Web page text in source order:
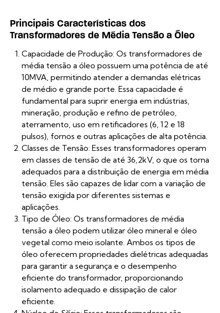
Principais Características dos
Transformadores de Média Tensão a Óleo
Capacidade de Produção: Os transformadores de
média tensão a óleo possuem uma potência de até
10MVA, permitindo atender a demandas elétricas
de médio e grande porte. Essa capacidade é
fundamental para suprir energia em indústrias,
mineração, produção e refino de petróleo,
aterramento, uso em retificadores (6, 12 e 18
pulsos), fornos e outras aplicações de alta potência.
Classes de Tensão: Esses transformadores operam
em classes de tensão de até 36,2kV, o que os torna
adequados para a distribuição de energia em média
tensão. Eles são capazes de lidar com a variação de
tensão exigida por diferentes sistemas e
aplicações.
Tipo de Óleo: Os transformadores de média
tensão a óleo podem utilizar óleo mineral e óleo
vegetal como meio isolante. Ambos os tipos de
óleo oferecem propriedades dielétricas adequadas
para garantir a segurança e o desempenho
eficiente do transformador, proporcionando
isolamento adequado e dissipação de calor
eficiente.